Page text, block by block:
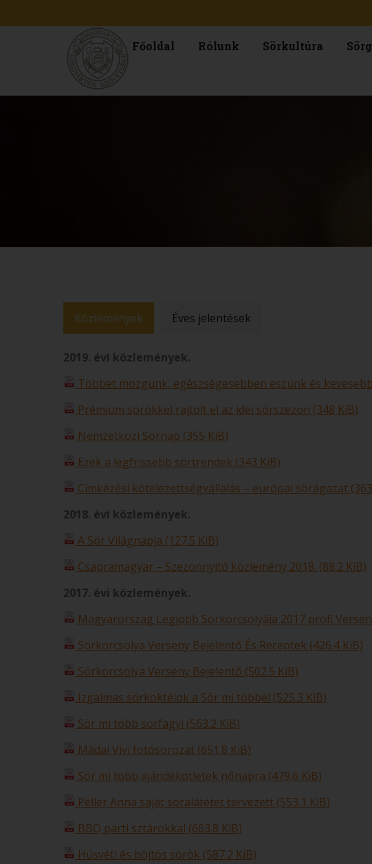
Főoldal Rólunk Sörkultúra
Közlemények Éves jelentések
2019. évi közlemények.
Többet mozgunk, egészségesebben eszünk és
Prémium sörökkel rajtolt el az idei sörszezon (348 KiB)
Nemzetközi Sörnap (355 KiB)
Ezek a legfrissebb sörtrendek (343 KiB)
Címkézési kötelezettségvállalás – európai sörágazat
2018. évi közlemények.
A Sör Világnapja (127.5 KiB)
Csapramagyar – Szezonnyitó közlemény 2018. (88.2 KiB)
2017. évi közlemények.
Magyarország Legjobb Sörkorcsolyája 2017 profi
Sörkorcsolya Verseny Bejelentő És Receptek (426.4 KiB)
Sörkorcsolya Verseny Bejelentő (502.5 KiB)
Izgalmas sörkoktélok a Sör mi többel (525.3 KiB)
Sör mi több sörfagyi (563.2 KiB)
Mádai Vivi fotósorozat (651.8 KiB)
Sör mi több ajándékötletek nőnapra (479.6 KiB)
Peller Anna saját söralátétet tervezett (553.1 KiB)
BBQ parti sztárokkal (663.8 KiB)
Húsvéti és böjtös sörök (587.2 KiB)